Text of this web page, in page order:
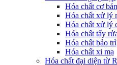
Hóa chất cơ bản
Hóa chất xử lý
Hóa chất xử lý
Hóa chất tẩy
Hóa chất bảo
Hóa chất xi mạ
Hóa chất đại diện từ